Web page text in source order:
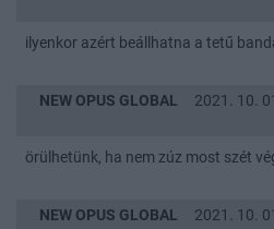
ilyenkor azért beállhatna a tetű
NEW OPUS GLOBAL
2021. 10.
örülhetünk, ha nem zúz most szét
NEW OPUS GLOBAL
2021. 10.